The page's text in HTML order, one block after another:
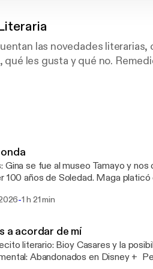
las novedades
qué les gusta y qué no.
Gina se fue al museo Tamayo y nos
100 años de Soledad. Maga
de la Wu Zetian, la empedradora china más
* Comparecencia involuntaria, Mairsol García
canal @chacharaliteraria. También
@nenamounstro @ginjaramillo
-1 h 21 min
a acordar de mí
literario: Bioy Casares y la
Abandonados en Disney + Película: La Odisea Especial: Libros para